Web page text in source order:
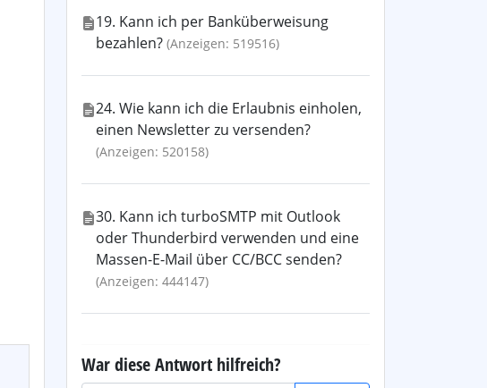
19. Kann ich per Banküberweisung
bezahlen? (Anzeigen: 519516)
24. Wie kann ich die Erlaubnis einholen,
einen Newsletter zu versenden?
(Anzeigen: 520158)
30. Kann ich turboSMTP mit Outlook
oder Thunderbird verwenden und eine
Massen-E-Mail über CC/BCC senden?
(Anzeigen: 444147)
War diese Antwort hilfreich?